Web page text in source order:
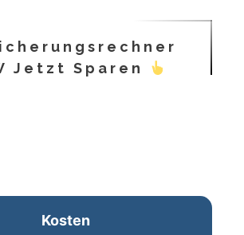
Jetzt Sparen
Kosten